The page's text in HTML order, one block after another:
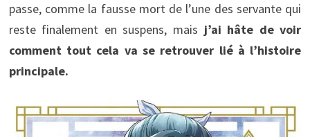
passe, comme la fausse mort de l’une des servante qui
reste finalement en suspens, mais j’ai hâte de voir
comment tout cela va se retrouver lié à l’histoire
principale.